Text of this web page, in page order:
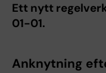
Ett nytt
01-01.
Anknytning